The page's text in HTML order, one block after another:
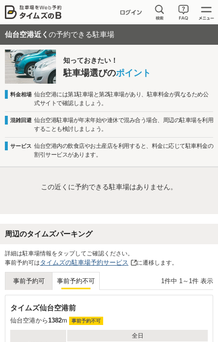
仙台空港近く の予約できる駐車場
知っておきたい！
駐車場選びのポイント
料金相場 仙台空港には第1駐車場と第2駐車場があり、駐車料金が異なるため公
式サイトで確認しましょう。
混雑回避 仙台空港駐車場が年末年始や連休で混み合う場合、周辺の駐車場を利用
することも検討しましょう。
サービス 仙台空港内の飲食店やお土産店を利用すると、料金に応じて駐車料金の
割引サービスがあります。
この近くに予約できる駐車場はありません。
周辺のタイムズパーキング
詳細は駐車場情報をタップしてご確認ください。
事前予約可はタイムズの駐車場予約サービス に遷移します。
事前予約可 事前予約不可 1件中 1 ～ 1件 表示
タイムズ仙台空港前
仙台空港から1382m 事前予約不可
全日